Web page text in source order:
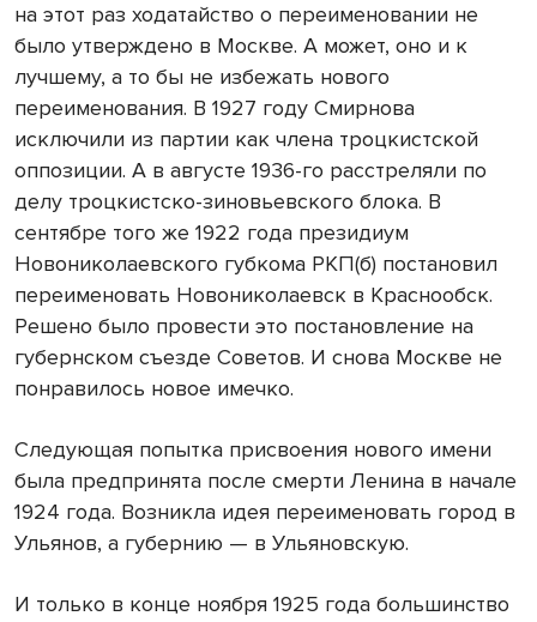
на этот раз ходатайство о переименовании не
было утверждено в Москве. А может, оно и к
лучшему, а то бы не избежать нового
переименования. В 1927 году Смирнова
исключили из партии как члена троцкистской
оппозиции. А в августе 1936-го расстреляли по
делу троцкистско-зиновьевского блока. В
сентябре того же 1922 года президиум
Новониколаевского губкома РКП(б) постановил
переименовать Новониколаевск в Краснообск.
Решено было провести это постановление на
губернском съезде Советов. И снова Москве не
понравилось новое имечко.
Следующая попытка присвоения нового имени
была предпринята после смерти Ленина в начале
1924 года. Возникла идея переименовать город в
Ульянов, а губернию — в Ульяновскую.
И только в конце ноября 1925 года большинство